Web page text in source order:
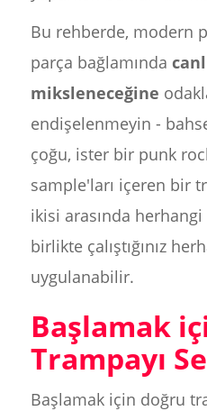
Bu rehberde, modern
parça bağlamında
miksleneceğine
endişelenmeyin -
çoğu, ister bir punk
sample'ları içeren bir
ikisi arasında
birlikte çalıştığınız
uygulanabilir.
Başlamak
Trampayı
Başlamak için doğru